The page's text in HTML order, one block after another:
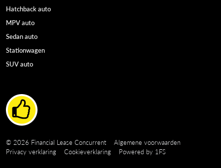
Hatchback auto
MPV auto
Sedan auto
Stationwagen
SUV auto
Copyright navigation
© 2026 Financial Lease Concurrent
Algemene voorwaarden
Privacy verklaring
Cookieverklaring Powered by 1FS